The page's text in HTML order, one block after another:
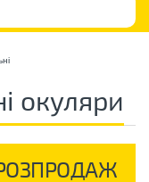
окуляри